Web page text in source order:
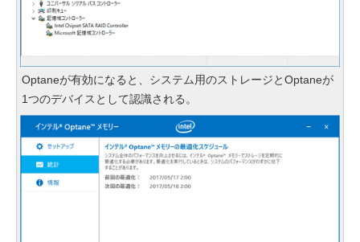
Optaneが有効になると、システム用のストレージとOptaneが
1つのデバイスとして認識される。